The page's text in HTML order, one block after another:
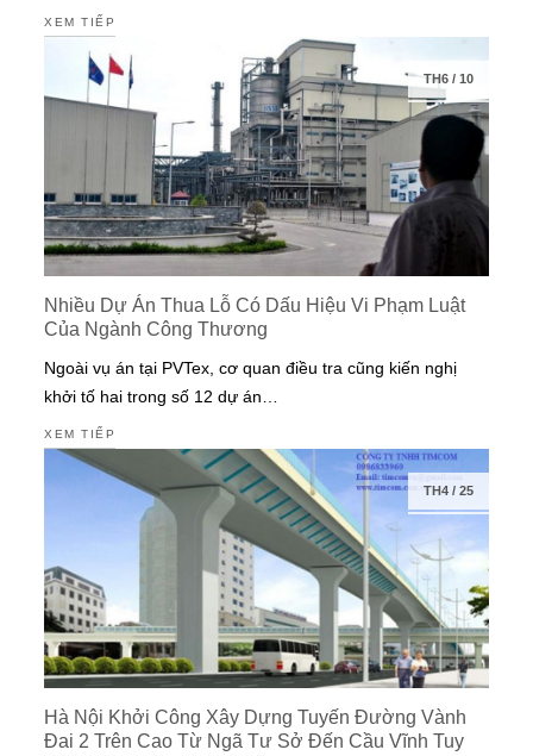
XEM TIẾP
TH6/ 10
Nhiều Dự Án Thua Lỗ Có Dấu Hiệu Vi Phạm Luật
Của Ngành Công Thương
Ngoài vụ án tại PVTex, cơ quan điều tra cũng kiến nghị
khởi tố hai trong số 12 dự án…
XEM TIẾP
TH4/ 25
Hà Nội Khởi Công Xây Dựng Tuyến Đường Vành
Đai 2 Trên Cao Từ Ngã Tư Sở Đến Cầu Vĩnh Tuy